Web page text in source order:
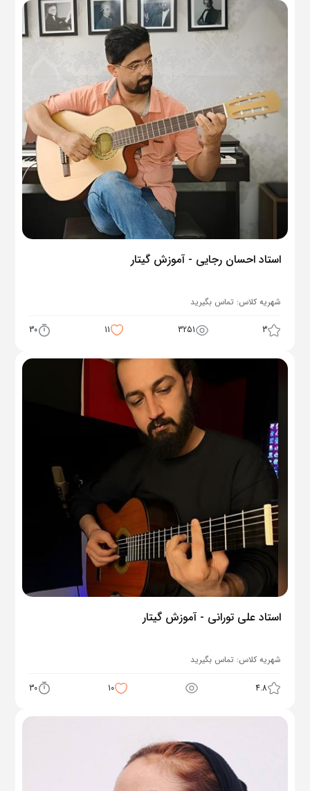
استاد احسان رجایی - آموزش گیتار
شهریه کلاس: تماس بگیرید
3
3251
11
30
استاد علی تورانی - آموزش گیتار
شهریه کلاس: تماس بگیرید
4.8
10
30